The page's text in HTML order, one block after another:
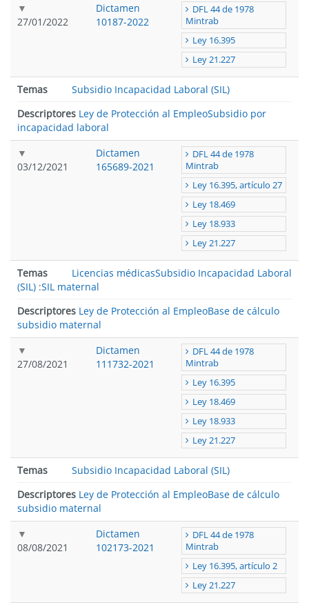
27/01/2022
Dictamen
10187-2022
DFL 44 de 1978
Mintrab
Ley 16.395
Ley 21.227
Temas
Subsidio Incapacidad Laboral (SIL)
Descriptores Ley de Protección al EmpleoSubsidio por
incapacidad laboral
03/12/2021
Dictamen
165689-2021
DFL 44 de 1978
Mintrab
Ley 16.395, artículo 27
Ley 18.469
Ley 18.933
Ley 21.227
Temas Licencias médicasSubsidio Incapacidad Laboral
(SIL) :SIL maternal
Descriptores Ley de Protección al EmpleoBase de cálculo
subsidio maternal
27/08/2021
Dictamen
111732-2021
DFL 44 de 1978
Mintrab
Ley 16.395
Ley 18.469
Ley 18.933
Ley 21.227
Temas
Subsidio Incapacidad Laboral (SIL)
Descriptores Ley de Protección al EmpleoBase de cálculo
subsidio maternal
08/08/2021
Dictamen
102173-2021
DFL 44 de 1978
Mintrab
Ley 16.395, artículo 2
Ley 21.227